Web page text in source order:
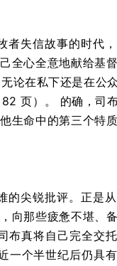
者失信故事的时代
心全意地献给基
论在私下还是在公
页）。
的确，司
生命中的第三个特
的尖锐批评。正是
向那些疲惫不堪、
布真将自己完全交
一个半世纪后仍具